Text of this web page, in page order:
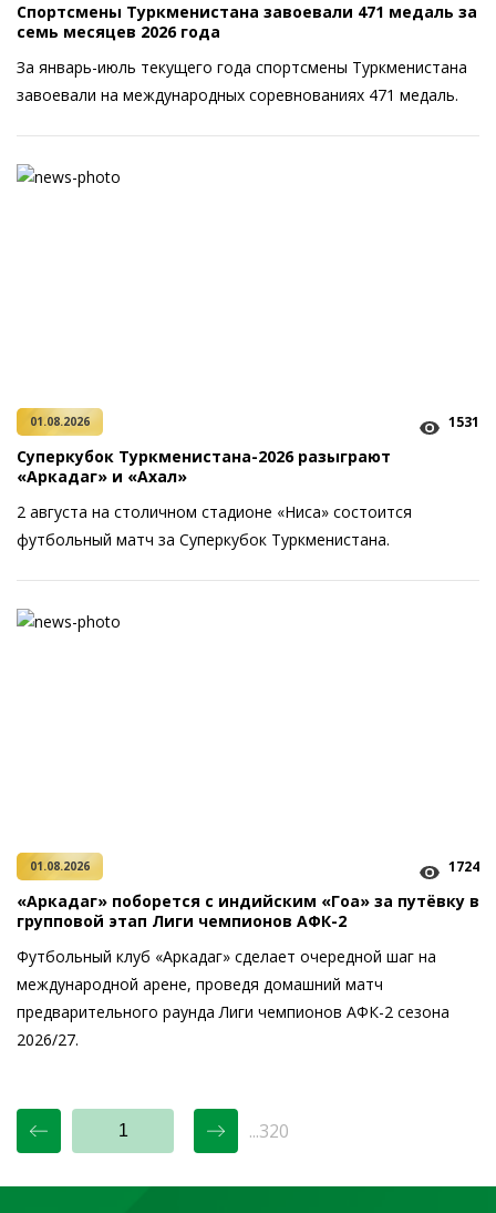
Спортсмены Туркменистана завоевали 471 медаль за
семь месяцев 2026 года
За январь-июль текущего года спортсмены Туркменистана
завоевали на международных соревнованиях 471 медаль.
01.08.2026 1531
Суперкубок Туркменистана-2026 разыграют
«Аркадаг» и «Ахал»
2 августа на столичном стадионе «Ниса» состоится
футбольный матч за Суперкубок Туркменистана.
01.08.2026 1724
«Аркадаг» поборется с индийским «Гоа» за путёвку в
групповой этап Лиги чемпионов АФК-2
Футбольный клуб «Аркадаг» сделает очередной шаг на
международной арене, проведя домашний матч
предварительного раунда Лиги чемпионов АФК-2 сезона
2026/27.
...320